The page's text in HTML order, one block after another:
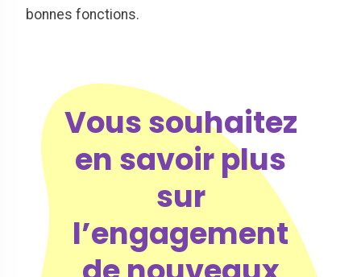
bonnes fonctions.
Vous souhaitez
en savoir plus
sur
l’engagement